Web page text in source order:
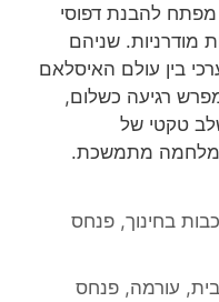
מפתח להבנת דפוסי
מודרניות. שניהם
בין עולם האיסלאם
רגיעה כשלום,
טקטי של
במלחמה מתמשכת.
בחינוך,פנחס
, עורמה,פנחס